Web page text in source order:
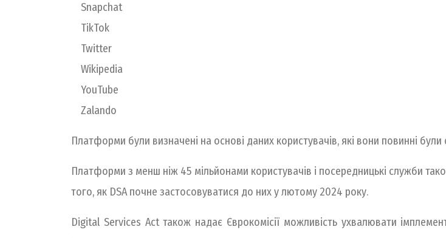
Snapchat
TikTok
Twitter
Wikipedia
YouTube
Zalando
Платформи були визначені на основі даних користувачів, які вони повинні
Платформи з менш ніж 45 мільйонами користувачів і посередницькі служби
того, як DSA почне застосовуватися до них у лютому 2024 року.
Digital Services Act також надає Єврокомісії можливість ухвалювати